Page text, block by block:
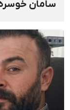
سامان